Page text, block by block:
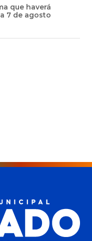
que haverá
7 de agosto